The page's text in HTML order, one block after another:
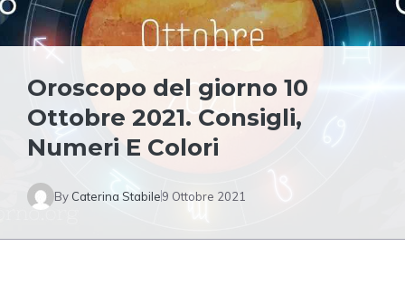
Oroscopo del giorno 10
Ottobre 2021. Consigli,
Numeri E Colori
By Caterina Stabile9 Ottobre 2021